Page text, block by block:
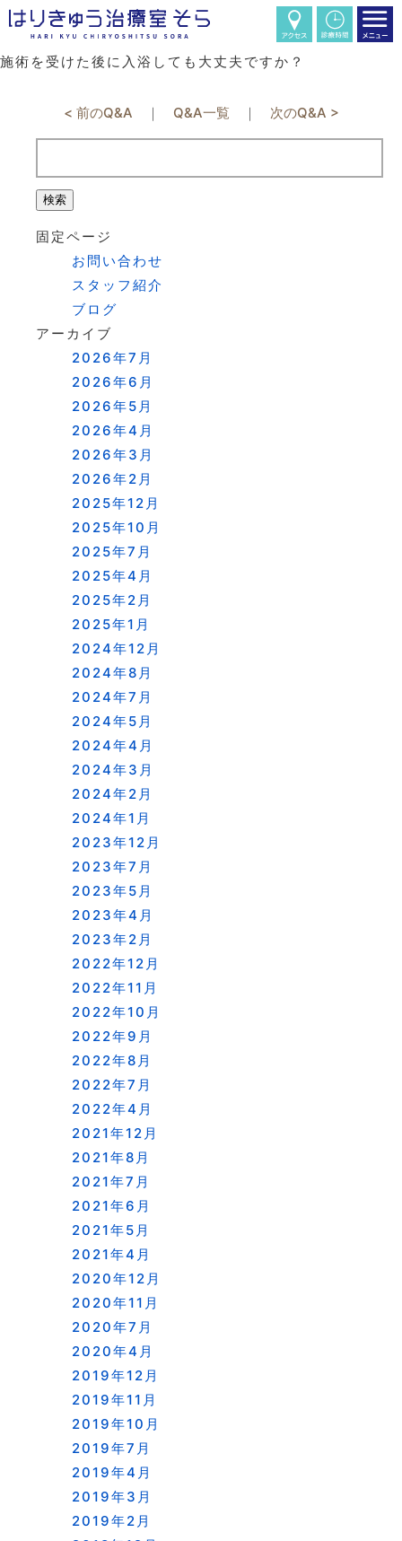
施術を受けた後に入浴しても大丈夫ですか？
< 前のQ&A ｜ Q&A一覧 ｜ 次のQ&A >
索:
固定ページ
お問い合わせ
スタッフ紹介
ブログ
アーカイブ
2026年7月
2026年6月
2026年5月
2026年4月
2026年3月
2026年2月
2025年12月
2025年10月
2025年7月
2025年4月
2025年2月
2025年1月
2024年12月
2024年8月
2024年7月
2024年5月
2024年4月
2024年3月
2024年2月
2024年1月
2023年12月
2023年7月
2023年5月
2023年4月
2023年2月
2022年12月
2022年11月
2022年10月
2022年9月
2022年8月
2022年7月
2022年4月
2021年12月
2021年8月
2021年7月
2021年6月
2021年5月
2021年4月
2020年12月
2020年11月
2020年7月
2020年4月
2019年12月
2019年11月
2019年10月
2019年7月
2019年4月
2019年3月
2019年2月